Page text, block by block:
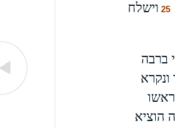
25 וישלח
ברבה
הוציא